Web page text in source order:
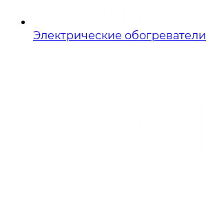
Электрические обогреватели